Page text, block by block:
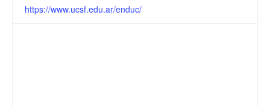
https://www.ucsf.edu.ar/enduc/